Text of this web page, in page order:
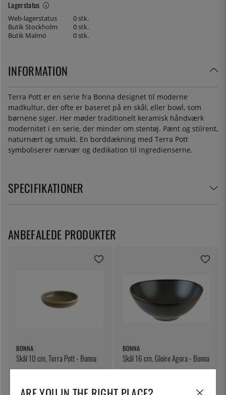
Lagerstatus
Web-lagerstatus
0 stk.
Butik Stockholm
0 stk.
Butik Malmö
0 stk.
INFORMATION
Terra Pott er en serie fra Bonna designet til moderne
madkultur, der ofte er baseret på en skål, eller bowl, som
børnene siger. Her møder traditionelt keramisk håndværk
modernitet i en serie, der minder om stentøj. Pænt og stilrent,
naturnært og smukt. En borddækning med Terra Pott
symboliserer nærvær og dedikation til ingredienserne.
SPECIFIKATIONER
BONNA
Skål 10 cm, Terra Pott - Bonna
BONNA
Skål 16 cm, Gloire Agora - Bonna
ANBEFALEDE PRODUKTER